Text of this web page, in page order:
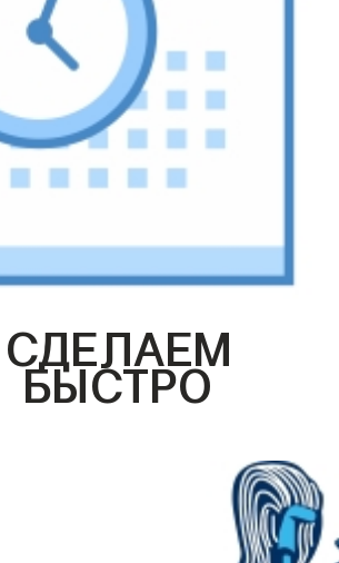
СДЕЛАЕМ
БЫСТРО